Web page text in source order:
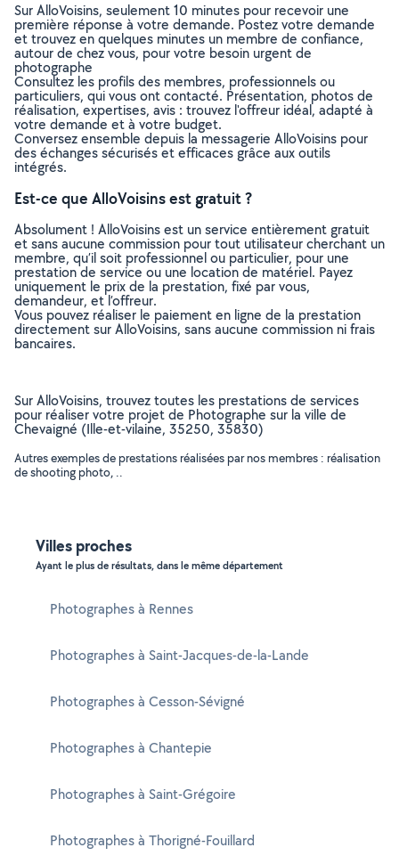
Sur AlloVoisins, seulement 10 minutes pour recevoir une
première réponse à votre demande. Postez votre demande
et trouvez en quelques minutes un membre de confiance,
autour de chez vous, pour votre besoin urgent de
photographe
Consultez les profils des membres, professionnels ou
particuliers, qui vous ont contacté. Présentation, photos de
réalisation, expertises, avis : trouvez l'offreur idéal, adapté à
votre demande et à votre budget.
Conversez ensemble depuis la messagerie AlloVoisins pour
des échanges sécurisés et efficaces grâce aux outils
intégrés.
Est-ce que AlloVoisins est gratuit ?
Absolument ! AlloVoisins est un service entièrement gratuit
et sans aucune commission pour tout utilisateur cherchant un
membre, qu’il soit professionnel ou particulier, pour une
prestation de service ou une location de matériel. Payez
uniquement le prix de la prestation, fixé par vous,
demandeur, et l’offreur.
Vous pouvez réaliser le paiement en ligne de la prestation
directement sur AlloVoisins, sans aucune commission ni frais
bancaires.
Sur AlloVoisins, trouvez toutes les prestations de services
pour réaliser votre projet de Photographe sur la ville de
Chevaigné (Ille-et-vilaine, 35250, 35830)
Autres exemples de prestations réalisées par nos membres : réalisation
de shooting photo, ..
Villes proches
Ayant le plus de résultats, dans le même département
Photographes à Rennes
Photographes à Saint-Jacques-de-la-Lande
Photographes à Cesson-Sévigné
Photographes à Chantepie
Photographes à Saint-Grégoire
Photographes à Thorigné-Fouillard